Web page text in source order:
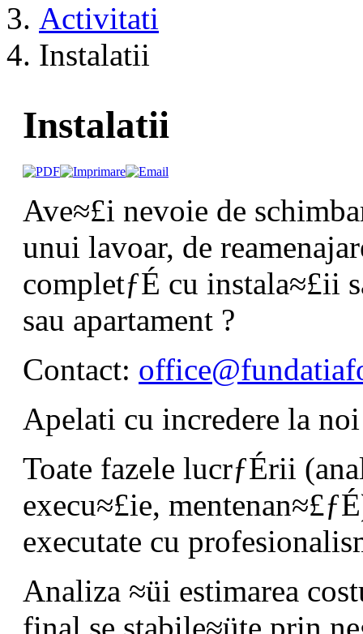
Activitati
Instalatii
Instalatii
Ave≈£i nevoie de
unui lavoar, de
completƒÉ cu instala≈£ii
sau apartament ?
Contact:
Apelati cu incredere la
Toate fazele lucrƒÉrii
execu≈£ie,
executate cu
Analiza ≈üi estimarea
final se stabile≈üte prin